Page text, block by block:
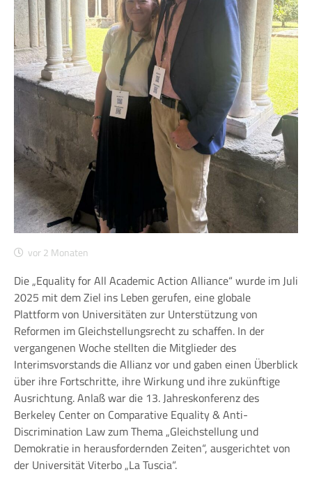
vor 2 Monaten
Die „Equality for All Academic Action Alliance“ wurde im Juli
2025 mit dem Ziel ins Leben gerufen, eine globale
Plattform von Universitäten zur Unterstützung von
Reformen im Gleichstellungsrecht zu schaffen. In der
vergangenen Woche stellten die Mitglieder des
Interimsvorstands die Allianz vor und gaben einen Überblick
über ihre Fortschritte, ihre Wirkung und ihre zukünftige
Ausrichtung. Anlaß war die 13. Jahreskonferenz des
Berkeley Center on Comparative Equality & Anti-
Discrimination Lawzum Thema „Gleichstellung und
Demokratie in herausfordernden Zeiten“, ausgerichtet von
der Universität Viterbo „La Tuscia“.